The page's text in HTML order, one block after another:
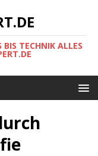
TECHNIK ALLES